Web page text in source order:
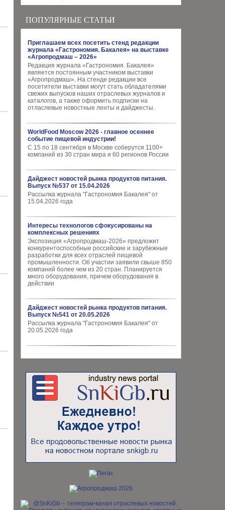
ПОПУЛЯРНЫЕ СТАТЬИ
Приглашаем всех посетить стенд редакции
журнала «Гастрономия. Бакалея» на выставке
«Агропродмаш – 2026»
Редакция журнала «Гастрономия. Бакалея»
является постоянным участником выставки
«Агропродмаш». На стенде редакции все
посетители выставки могут стать обладателями
свежих выпусков наших отраслевых журналов и
каталогов, а также оформить подписки на
отласлевые новостные ленты и дайджесты.
WorldFood Moscow 2026 - главное осеннее
событие пищевой индустрии!
С 15 по 18 сентября в Москве соберутся 1100+
компаний из 30 стран мира и 60 регионов России
Дайджест новостей рынка продуктов питания.
Выпуск №537 от 15.04.2026
Рассылка журнала "Гастрономия Бакалея" от
15.04.2026 года
Интересы технологов сфокусированы на
комплексных решениях
Экспозиция «Агропродмаш-2026» предложит
конкурентоспособные российские и зарубежные
разработки для всех отраслей пищевой
промышленности. Об участии заявили свыше 850
компаний более чем из 20 стран. Планируется
много оборудования, причем оборудования в
действии
Дайджест новостей рынка продуктов питания.
Выпуск №541 от 20.05.2026
Рассылка журнала "Гастрономия Бакалея" от
20.05.2026 года